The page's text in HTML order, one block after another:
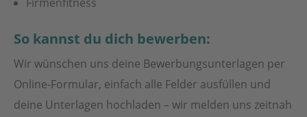
So kannst du dich bewerben:
Wir wünschen uns deine Bewerbungsunterlagen per
Online-Formular, einfach alle Felder ausfüllen und
deine Unterlagen hochladen – wir melden uns zeitnah